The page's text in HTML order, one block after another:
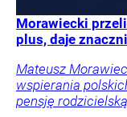
Morawiecki
plus, daje
Mateusz
wspierania
pensję